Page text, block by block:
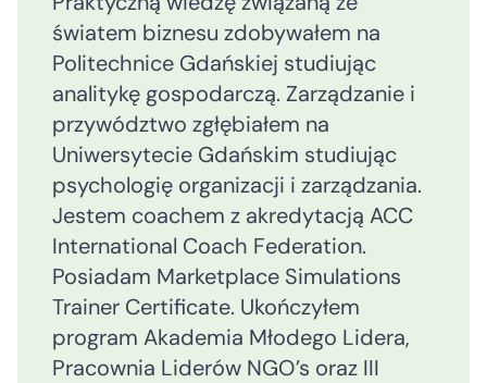
światem biznesu zdobywałem na
Politechnice Gdańskiej studiując
analitykę gospodarczą. Zarządzanie i
przywództwo zgłębiałem na
Uniwersytecie Gdańskim studiując
psychologię organizacji i zarządzania.
Jestem coachem z akredytacją ACC
International Coach Federation.
Posiadam Marketplace Simulations
Trainer Certificate. Ukończyłem
program Akademia Młodego Lidera,
Pracownia Liderów NGO’s oraz III